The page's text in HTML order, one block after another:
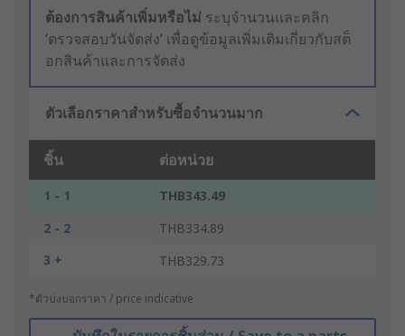
ต้องการสินค้าเพิ่มหรือไม่ ระบุจำนวนและคลิก
‘ตรวจสอบวันจัดส่ง’ เพื่อดูข้อมูลเพิ่มเติมเกี่ยวกับสต็
อกสินค้าและการจัดส่ง
ตัวเลือกราคาสำหรับซื้อจำนวนมาก
ชิ้น ต่อหน่วย
1 - 1
THB343.49
2 - 2
THB334.89
3 +
THB329.73
*ตัวบ่งบอกราคา / price indicative